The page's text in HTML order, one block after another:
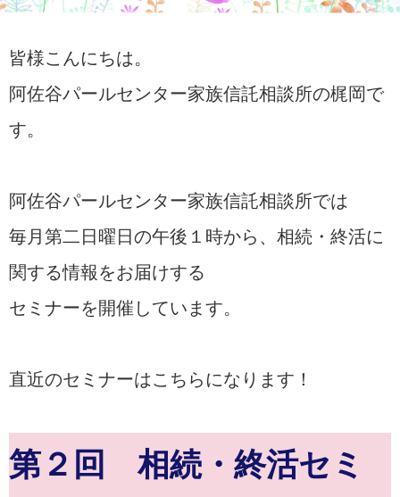
皆様こんにちは。
阿佐谷パールセンター家族信託相談所の梶岡で
す。
阿佐谷パールセンター家族信託相談所では
毎月第二日曜日の午後１時から、相続・終活に
関する情報をお届けする
セミナーを開催しています。
直近のセミナーはこちらになります！
第２回 相続・終活セミ